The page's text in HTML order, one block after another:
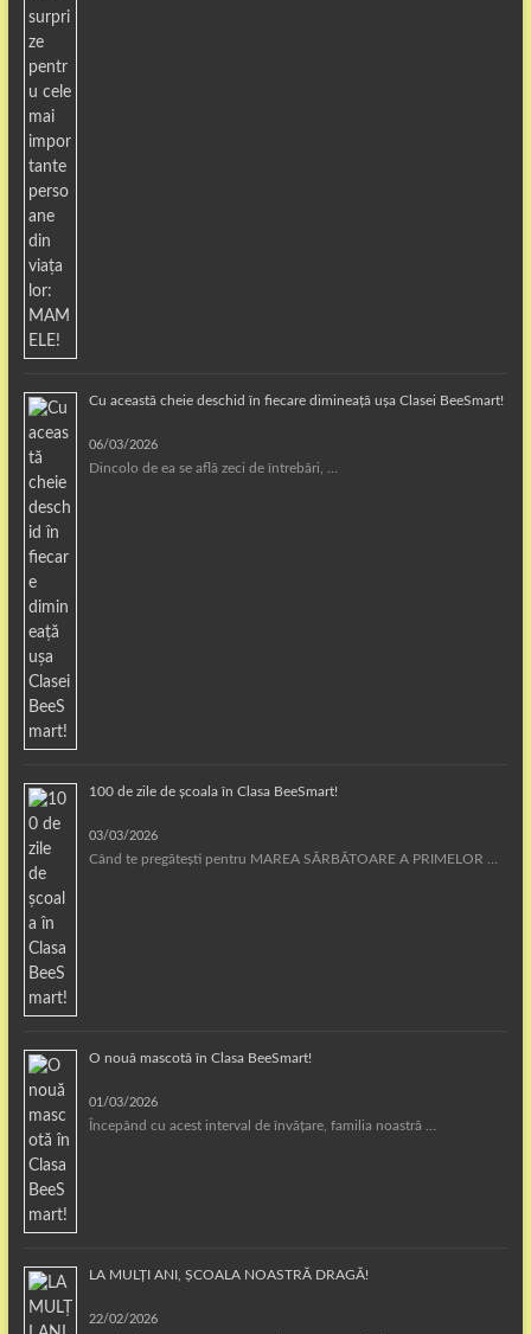
Cu această cheie deschid în fiecare dimineață ușa Clasei BeeSmart!
06/03/2026
Dincolo de ea se află zeci de întrebări, …
100 de zile de școala în Clasa BeeSmart!
03/03/2026
Când te pregătești pentru MAREA SĂRBĂTOARE A PRIMELOR …
O nouă mascotă în Clasa BeeSmart!
01/03/2026
Începând cu acest interval de învățare, familia noastră …
LA MULȚI ANI, ȘCOALA NOASTRĂ DRAGĂ!
22/02/2026